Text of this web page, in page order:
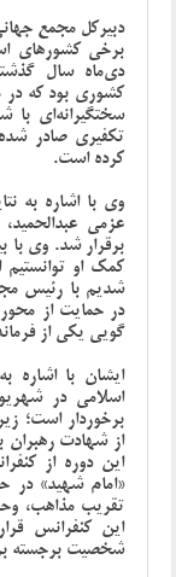
دبیرکل مجمع
برخی کشورهای
دی‌ماه سال
کشوری بود که در
سختگیرانه‌ای با
تکفیری صادر
کرده است.
وی با اشاره به
عزمی
کمک او توانستیم
شدیم با رئیس
در حمایت از
گویی یکی از
ایشان با اشاره
اسلامی در
برخوردار است؛
از شهادت
این دوره از
«امام شهید» در
تقریب مذاهب،
این کنفرانس
شخصیت برجسته